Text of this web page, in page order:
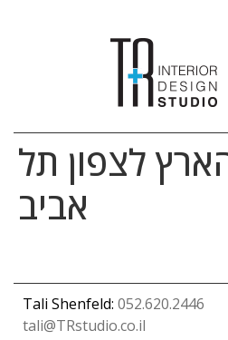
לצפון תל
אביב
Tali Shenfeld: 052.620.2446
tali@TRstudio.co.il